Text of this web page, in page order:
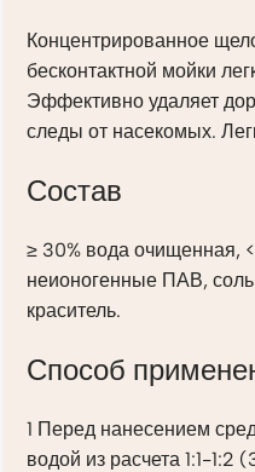
Концентрированное
бесконтактной мойки
Эффективно удаляет
следы от насекомых.
Состав
≥ 30% вода очищенная,
неионогенные ПАВ,
краситель.
Способ
1 Перед нанесением
водой из расчета 1:1-